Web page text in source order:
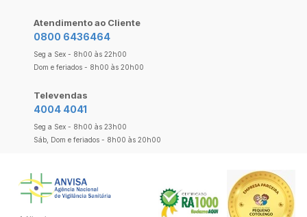
Atendimento ao Cliente
0800 6436464
Seg a Sex - 8h00 às 22h00
Dom e feriados - 8h00 às 20h00
Televendas
4004 4041
Seg a Sex - 8h00 às 23h00
Sáb, Dom e feriados - 8h00 às 20h00